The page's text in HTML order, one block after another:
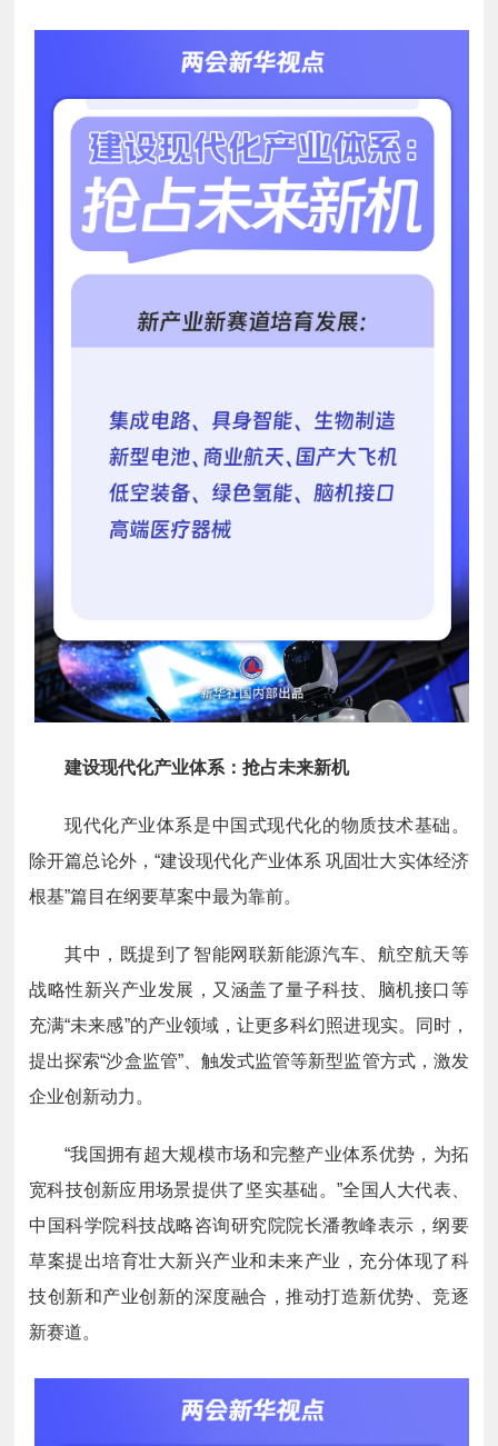
建设现代化产业体系：抢占未来新机
现代化产业体系是中国式现代化的物质技术基础。
除开篇总论外，“建设现代化产业体系 巩固壮大实体经济
根基”篇目在纲要草案中最为靠前。
其中，既提到了智能网联新能源汽车、航空航天等
战略性新兴产业发展，又涵盖了量子科技、脑机接口等
充满“未来感”的产业领域，让更多科幻照进现实。同时，
提出探索“沙盒监管”、触发式监管等新型监管方式，激发
企业创新动力。
“我国拥有超大规模市场和完整产业体系优势，为拓
宽科技创新应用场景提供了坚实基础。”全国人大代表、
中国科学院科技战略咨询研究院院长潘教峰表示，纲要
草案提出培育壮大新兴产业和未来产业，充分体现了科
技创新和产业创新的深度融合，推动打造新优势、竞逐
新赛道。